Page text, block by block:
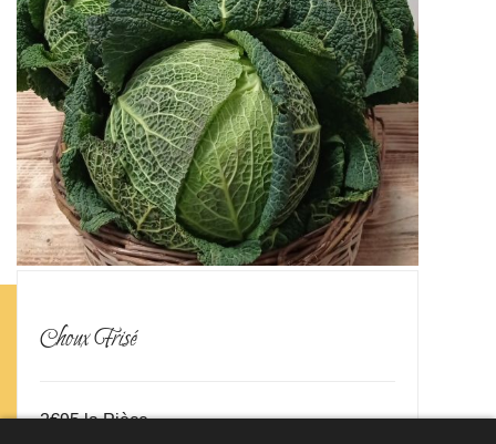
Choux Frisé
2€95 la Pièce.